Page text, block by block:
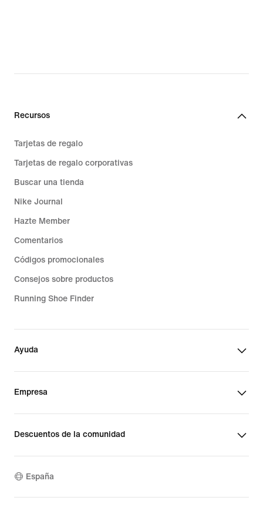
Recursos
Tarjetas de regalo
Tarjetas de regalo corporativas
Buscar una tienda
Nike Journal
Hazte Member
Comentarios
Códigos promocionales
Consejos sobre productos
Running Shoe Finder
Ayuda
Empresa
Descuentos de la comunidad
España